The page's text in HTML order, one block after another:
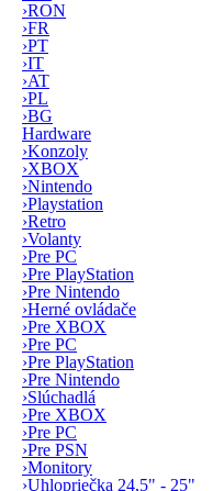
›RON
›FR
›PT
›IT
›AT
›PL
›BG
Hardware
›Konzoly
›XBOX
›Nintendo
›Playstation
›Retro
›Volanty
›Pre PC
›Pre PlayStation
›Pre Nintendo
›Herné ovládače
›Pre XBOX
›Pre PC
›Pre PlayStation
›Pre Nintendo
›Slúchadlá
›Pre XBOX
›Pre PC
›Pre PSN
›Monitory
›Uhlopriečka 24,5" - 25"